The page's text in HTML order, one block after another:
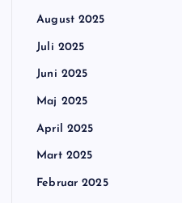
August 2025
Juli 2025
Juni 2025
Maj 2025
April 2025
Mart 2025
Februar 2025